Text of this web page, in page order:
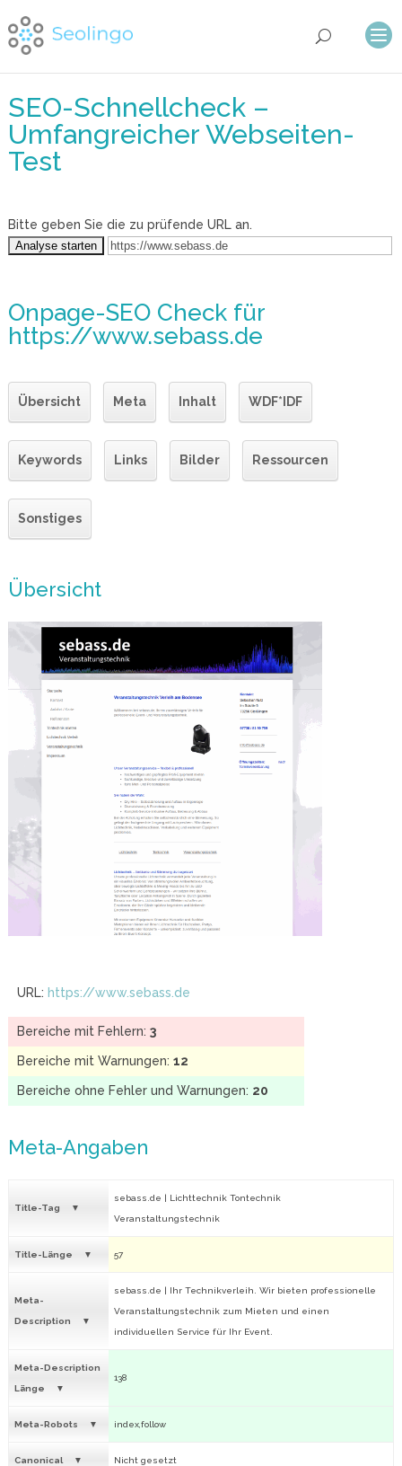
SEO-Schnellcheck –
Umfangreicher Webseiten-
Test
Bitte geben Sie die zu prüfende URL an.
Onpage-SEO Checkfür
https://www.sebass.de
Übersicht Meta Inhalt WDF*IDF
Keywords Links Bilder Ressourcen
Sonstiges
Übersicht
URL: https://www.sebass.de
Bereiche mit Fehlern: 3
Bereiche mit Warnungen: 12
Bereiche ohne Fehler und Warnungen: 20
Meta-Angaben
Title-Tag
sebass.de | Lichttechnik Tontechnik
Veranstaltungstechnik
Title-Länge 57
Meta-
Description
sebass.de | Ihr Technikverleih. Wir bieten professionelle
Veranstaltungstechnik zum Mieten und einen
individuellen Service für Ihr Event.
Meta-Description
Länge
138
Meta-Robots index,follow
Canonical Nicht gesetzt